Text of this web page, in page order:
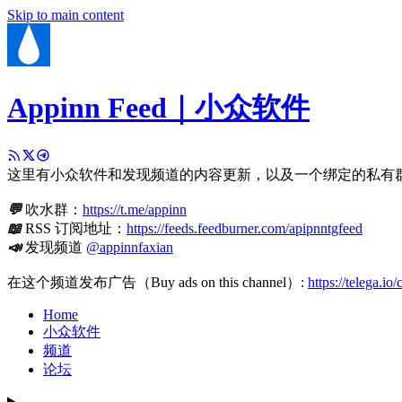
Skip to main content
Appinn Feed｜小众软件
这里有小众软件和发现频道的内容更新，以及一个绑定的私有
💬吹水群： https://t.me/appinn
📖RSS 订阅地址： https://feeds.feedburner.com/apipnntgfeed
📣发现频道 @appinnfaxian
在这个频道发布广告（Buy ads on this channel）: https://telega.io/
Home
小众软件
频道
论坛